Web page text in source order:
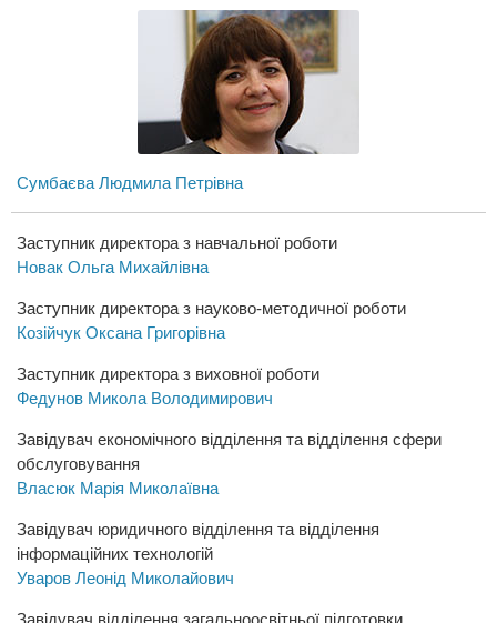
Сумбаєва Людмила Петрівна
Заступник директора з навчальної роботи
Новак Ольга Михайлівна
Заступник директора з науково-методичної роботи
Козійчук Оксана Григорівна
Заступник директора з виховної роботи
Федунов Микола Володимирович
Завідувач економічного відділення та відділення сфери
обслуговування
Власюк Марія Миколаївна
Завідувач юридичного відділення та відділення
інформаційних технологій
Уваров Леонід Миколайович
Завідувач відділення загальноосвітньої підготовки